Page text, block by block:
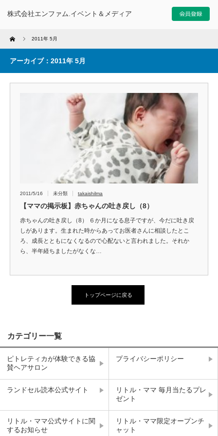
株式会社エンファム.イベント＆メディア
Home 2011年 5月
アーカイブ：2011年 5月
2011/5/16 未分類 takaishilma
【ママの掲示板】赤ちゃんの吐き戻し（8）
赤ちゃんの吐き戻し（8） ６か月になる息子ですが、今だに吐き戻
しがあります。生まれた時からあってお医者さんに相談したとこ
ろ、成長とともになくなるので心配ないと言われました。それか
ら、半年経ちましたがなくな…
トップページに戻る
カテゴリー一覧
ピトレティカが体験できる協
賛ヘアサロン
プライバシーポリシー
ランドセル読本公式サイト
リトル・ママ 毎月当たるプレ
ゼント
リトル・ママ公式サイトに関
するお知らせ
リトル・ママ限定オープンチ
ャット